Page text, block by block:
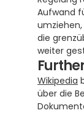
Aufwand
die
weiter
Wikipedia
über die